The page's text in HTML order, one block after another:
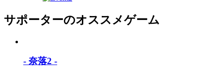
サポーターのオススメゲーム
- 奈落2 -